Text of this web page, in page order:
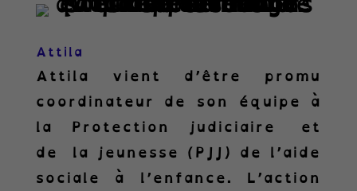
Attila
Attila vient d’être promu
coordinateur de son équipe à
la Protection judiciaire et
de la jeunesse (PJJ) de l’aide
sociale à l’enfance. L’action